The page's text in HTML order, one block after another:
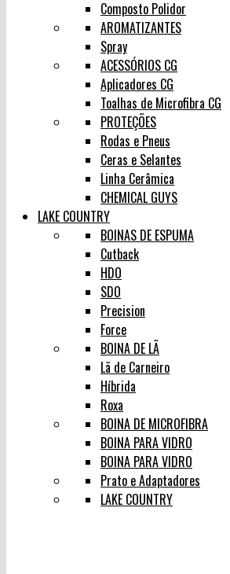
Composto Polidor
AROMATIZANTES
Spray
ACESSÓRIOS CG
Aplicadores CG
Toalhas de Microfibra CG
PROTEÇÕES
Rodas e Pneus
Ceras e Selantes
Linha Cerâmica
CHEMICAL GUYS
LAKE COUNTRY
BOINAS DE ESPUMA
Cutback
HDO
SDO
Precision
Force
BOINA DE LÃ
Lã de Carneiro
Híbrida
Roxa
BOINA DE MICROFIBRA
BOINA PARA VIDRO
BOINA PARA VIDRO
Prato e Adaptadores
LAKE COUNTRY